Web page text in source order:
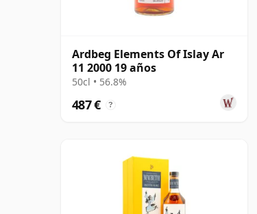
Ardbeg Elements Of Islay Ar
11 2000 19 años
50cl • 56.8%
487 € ?